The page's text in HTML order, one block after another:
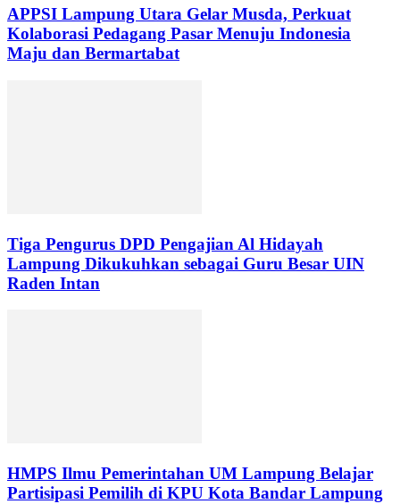
APPSI Lampung Utara Gelar Musda, Perkuat
Kolaborasi Pedagang Pasar Menuju Indonesia
Maju dan Bermartabat
Tiga Pengurus DPD Pengajian Al Hidayah
Lampung Dikukuhkan sebagai Guru Besar UIN
Raden Intan
HMPS Ilmu Pemerintahan UM Lampung Belajar
Partisipasi Pemilih di KPU Kota Bandar Lampung